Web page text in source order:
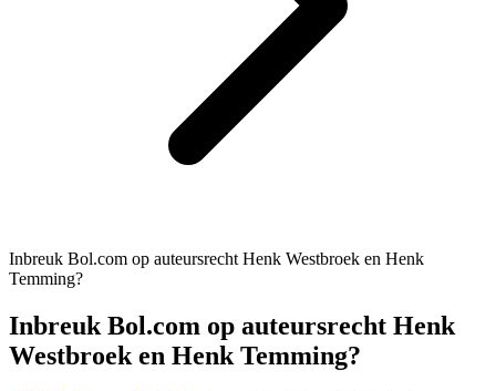
Inbreuk Bol.com op auteursrecht Henk Westbroek en Henk
Temming?
Inbreuk Bol.com op auteursrecht Henk
Westbroek en Henk Temming?